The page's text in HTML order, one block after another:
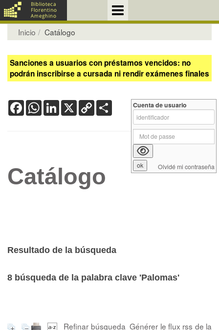
Inicio Catálogo
Sanciones a usuarios con préstamos vencidos: no
podrán inscribirse a cursada ni rendir exámenes finales
FacebookWhatsApp
LinkedIn
X Copy
Link
Catálogo
Resultado de la búsqueda
8 búsqueda de la palabra clave 'Palomas'
Refinar búsqueda Générer le flux rss de la
Cuenta de usuario
Olvidé mi contraseña